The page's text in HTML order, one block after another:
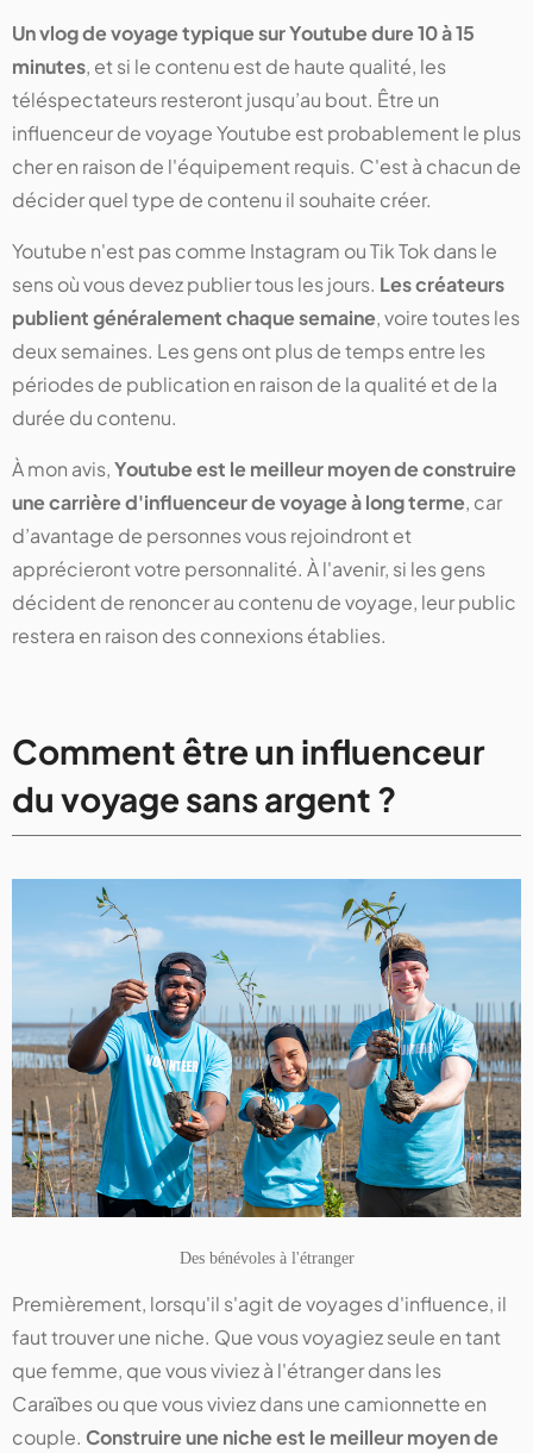
Un vlog de voyage typique sur Youtube dure 10 à 15
minutes, et si le contenu est de haute qualité, les
téléspectateurs resteront jusqu’au bout. Être un
influenceur de voyage Youtube est probablement le plus
cher en raison de l'équipement requis. C'est à chacun de
décider quel type de contenu il souhaite créer.
Youtube n'est pas comme Instagram ou Tik Tok dans le
sens où vous devez publier tous les jours. Les créateurs
publient généralement chaque semaine, voire toutes les
deux semaines. Les gens ont plus de temps entre les
périodes de publication en raison de la qualité et de la
durée du contenu.
À mon avis,Youtube est le meilleur moyen de construire
une carrière d'influenceur de voyage à long terme, car
d’avantage de personnes vous rejoindront et
apprécieront votre personnalité. À l'avenir, si les gens
décident de renoncer au contenu de voyage, leur public
restera en raison des connexions établies.
Comment être un influenceur
du voyage sans argent ?
Des bénévoles à l'étranger
Premièrement, lorsqu'il s'agit de voyages d'influence, il
fauttrouver une niche. Que vous voyagiez seule en tant
que femme, que vous viviez à l'étranger dans les
Caraïbes ou que vous viviez dans une camionnette en
couple. Construire une niche est le meilleur moyen de